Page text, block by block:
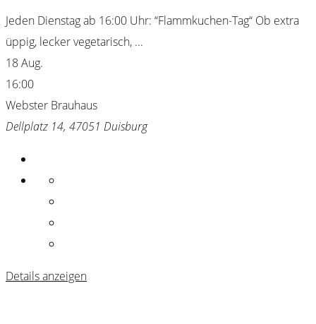
Jeden Dienstag ab 16:00 Uhr: “Flammkuchen-Tag“ Ob extra
üppig, lecker vegetarisch, ...
18 Aug.
16:00
Webster Brauhaus
Dellplatz 14, 47051 Duisburg
Details anzeigen